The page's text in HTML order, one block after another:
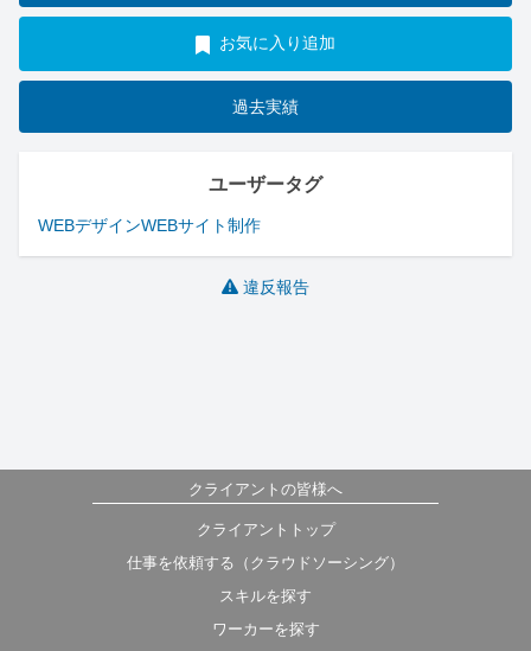
お気に入り追加
過去実績
ユーザータグ
WEBデザインWEBサイト制作
違反報告
クライアントの皆様へ
クライアントトップ
仕事を依頼する（クラウドソーシング）
スキルを探す
ワーカーを探す